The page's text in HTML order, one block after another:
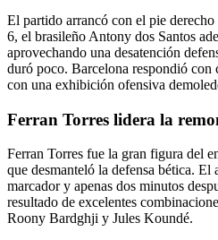
El partido arrancó con el pie
6, el brasileño Antony dos Santos
aprovechando una desatención
duró poco. Barcelona respondió con
con una exhibición ofensiva
Ferran Torres lidera la
Ferran Torres fue la gran figura del
que desmanteló la defensa bética. El
marcador y apenas dos minutos
resultado de excelentes
Roony Bardghji y Jules Koundé.